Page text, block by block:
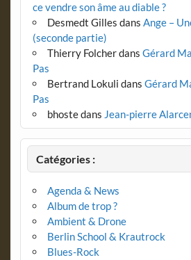
ce vendre son âme au diable ?
Desmedt Gilles dans Ange –
(seconde partie)
Thierry Folcherdans Gérard
Pas
Bertrand Lokuli dans Gérard
Pas
bhostedans Jean-pierre
Catégories :
Agenda & News
Album de trop ?
Ambient & Drone
Berlin School & Krautrock
Blues-Rock